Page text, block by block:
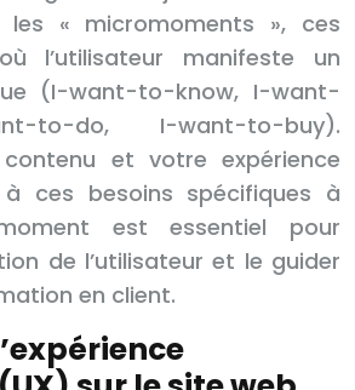
les « micromoments », ces
l’utilisateur manifeste un
(I-want-to-know, I-want-
to-do, I-want-to-buy).
et votre expérience
ces besoins spécifiques à
est essentiel pour
de l’utilisateur et le guider
en client.